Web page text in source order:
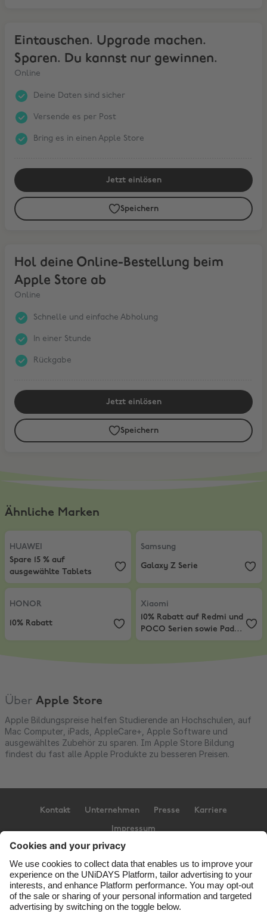
Eintauschen. Upgrade machen.
Sparen. Du kannst nur gewinnen.
Online
Deine Daten sind sicher
Versende es per Post
Bring es in einen Apple Store
Jetzt einlösen
Speichern
Hol deine Online-Bestellung beim
Apple Store ab
Online
Schnelle und einfache Abholung
In einer Stunde
Rückgabe
Jetzt einlösen
Speichern
Ähnliche Marken
HUAWEI
Spare 15 % auf ausgewählte Tablets
HUAWEI
Spare 15 % auf
ausgewählte Tablets
Samsung
Samsung
Galaxy Z Serie
HONOR
HONOR
10% Rabatt
Xiaomi
10% Rabatt auf Redmi
Xiaomi
10% Rabatt auf Redmi und
POCO Serien sowie Pad-
Produkte
Über Apple Store
Apple Bildungspreise helfen Studierende an Hochschulen, auf
Mac Computer, iPads, AppleCare+, Apple Software und
ausgewähltes Zubehör zu sparen. Im Apple Store Bildung
findest du fast alle Apple Produkte zu besseren Preisen.
Kontakt Unternehmen Presse Karriere
Impressum